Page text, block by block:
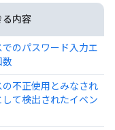
る内容
でのパスワード入力エ
数
の不正使用とみなされ
して検出されたイベン